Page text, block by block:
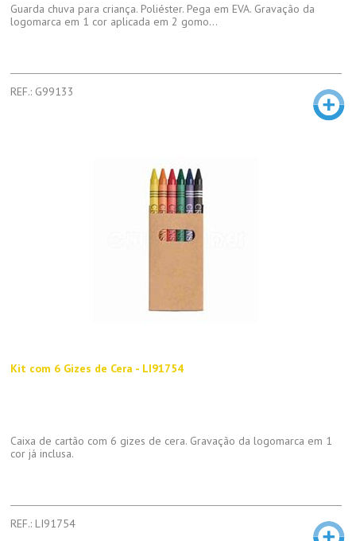
Guarda chuva para criança. Poliéster. Pega em EVA. Gravação da
logomarca em 1 cor aplicada em 2 gomo...
REF.: G99133
Kit com 6 Gizes de Cera - LI91754
Caixa de cartão com 6 gizes de cera. Gravação da logomarca em 1
cor já inclusa.
REF.: LI91754